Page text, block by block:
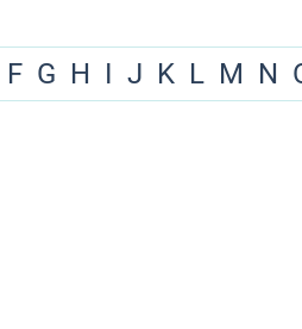
F G H I J K L M N